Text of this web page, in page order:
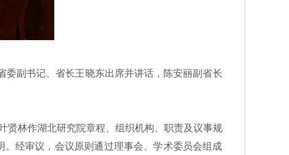
副书记、省长王晓东出席并讲话，陈安丽副省长
林作湖北研究院章程、组织机构、职责及议事规
经审议，会议原则通过理事会、学术委员会组成